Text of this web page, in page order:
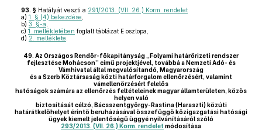
93. § Hatályát veszti a 291/2013. (VII. 26.) Korm. rendelet
a) 1. § (4) bekezdése
b) 3. §-a
c) 1. mellékletében foglalt táblázat E oszlopa,
d) 2. melléklete
49. Az Országos Rendőr-főkapitányság „Folyami határőrizeti rendszer
fejlesztése Mohácson” című projektjével, továbbá a Nemzeti Adó- és
Vámhivatal által megvalósítandó, Magyarország
és a Szerb Köztársaság közti határforgalom ellenőrzésért, valamint
vámellenőrzésért felelős
hatóságok számára az ellenőrzés feltételeinek magyar államterületen, közös
helyen való
biztosítását célzó, Bácsszentgyörgy-Rastina (Haraszti) közúti
határátkelőhelyet érintő beruházásával összefüggő közigazgatási hatósági
ügyek kiemelt jelentőségű üggyé nyilvánításáról szóló
293/2013. (VII. 26.) Korm. rendelet módosítása